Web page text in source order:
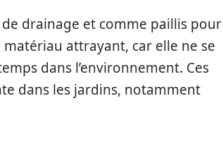
drainage et comme paillis pour
attrayant, car elle ne se
dans l’environnement. Ces
dans les jardins, notamment